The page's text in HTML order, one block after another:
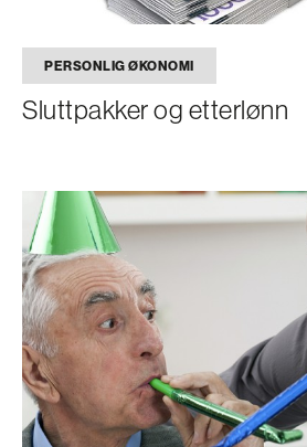
PERSONLIG ØKONOMI
Sluttpakker og etterlønn